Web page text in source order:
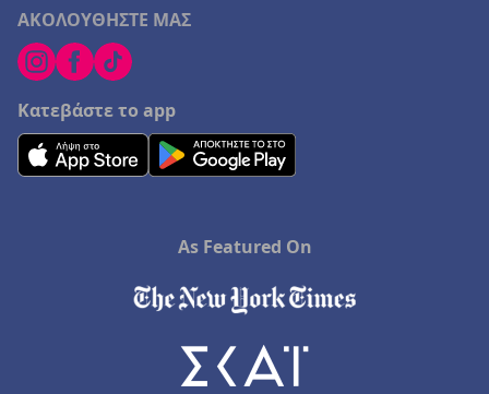
ΑΚΟΛΟΥΘΗΣΤΕ ΜΑΣ
Κατεβάστε το app
As Featured On